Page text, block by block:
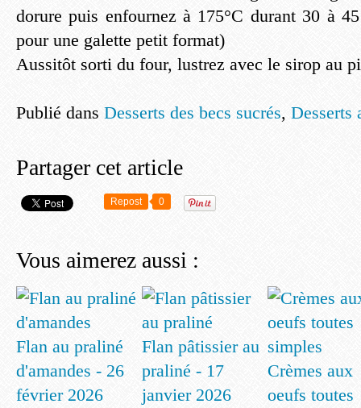
dorure puis enfournez à 175°C durant 30 à
pour une galette petit format)
Aussitôt sorti du four, lustrez avec le sirop au
Publié dans Desserts des becs sucrés, Desserts
Partager cet article
Repost 0
Vous aimerez aussi :
Flan au praliné
d'amandes - 26
février 2026
Flan pâtissier au
praliné - 17
janvier 2026
Crèmes aux
oeufs toutes